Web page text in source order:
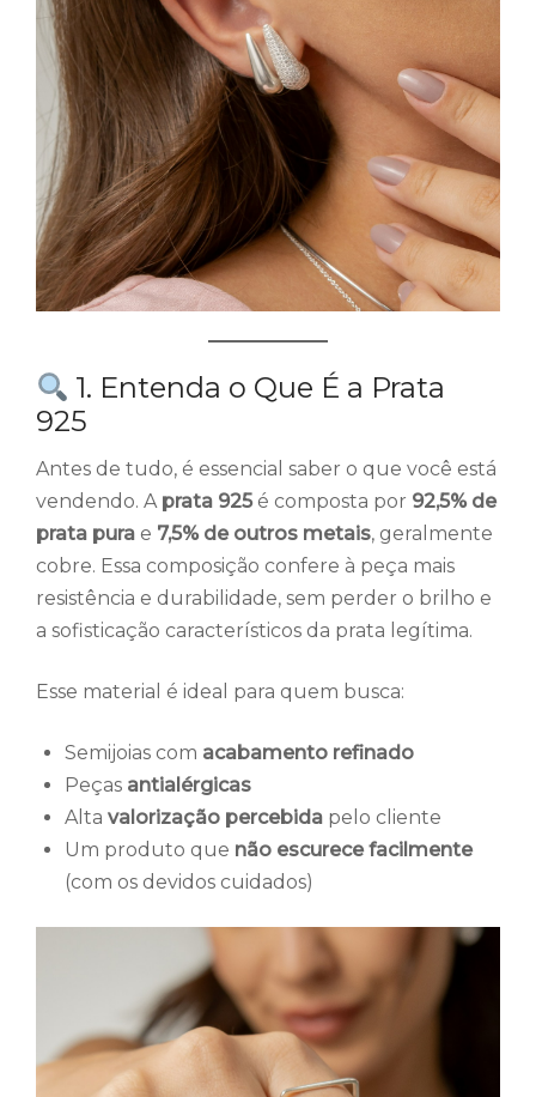
1. Entenda o Que É a Prata
925
Antes de tudo, é essencial saber o que você está
vendendo. A prata 925 é composta por 92,5% de
prata pura e 7,5% de outros metais, geralmente
cobre. Essa composição confere à peça mais
resistência e durabilidade, sem perder o brilho e
a sofisticação característicos da prata legítima.
Esse material é ideal para quem busca:
Semijoias com acabamento refinado
Peças antialérgicas
Alta valorização percebida pelo cliente
Um produto que não escurece facilmente
(com os devidos cuidados)